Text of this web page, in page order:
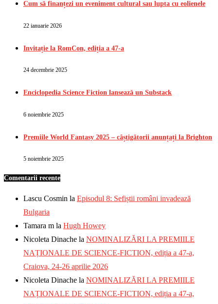
Cum să finanțezi un eveniment cultural sau lupta cu eolienele
22 ianuarie 2026
Invitație la RomCon, ediția a 47-a
24 decembrie 2025
Enciclopedia Science Fiction lansează un Substack
6 noiembrie 2025
Premiile World Fantasy 2025 – câștigătorii anunțați la Brighton
5 noiembrie 2025
Comentarii recente
Lascu Cosmin la Episodul 8: Sefiștii români invadează
Bulgaria
Tamara m la Hugh Howey
Nicoleta Dinache la NOMINALIZĂRI LA PREMIILE
NAȚIONALE DE SCIENCE-FICTION, ediția a 47-a,
Craiova, 24-26 aprilie 2026
Nicoleta Dinache la NOMINALIZĂRI LA PREMIILE
NAȚIONALE DE SCIENCE-FICTION, ediția a 47-a,